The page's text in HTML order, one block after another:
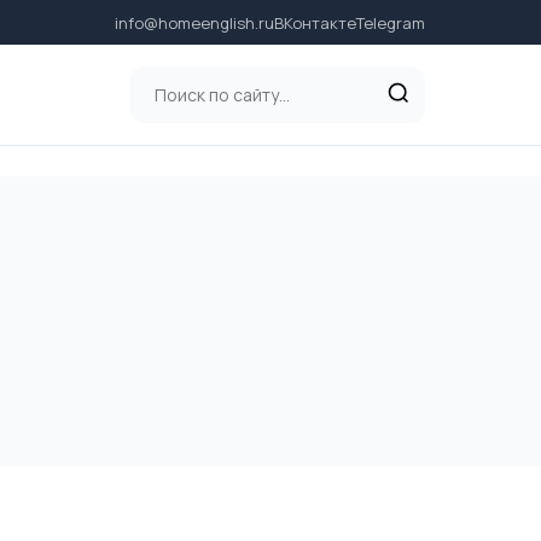
info@homeenglish.ruВКонтактеTelegram